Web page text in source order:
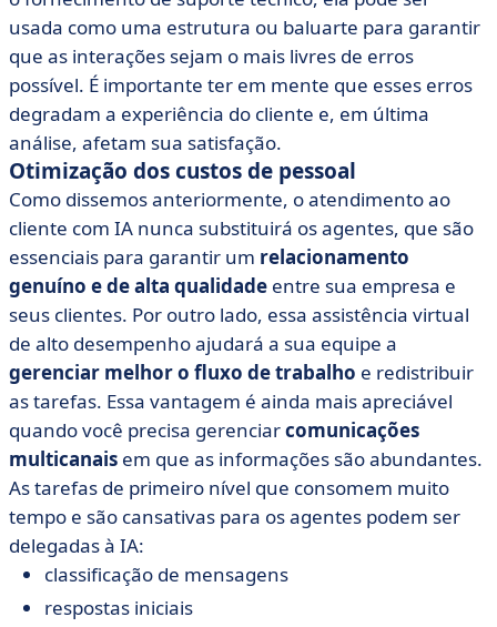
usada como uma estrutura ou baluarte para garantir
que as interações sejam o mais livres de erros
possível. É importante ter em mente que esses erros
degradam a experiência do cliente e, em última
análise, afetam sua satisfação.
Otimização dos custos de pessoal
Como dissemos anteriormente, o atendimento ao
cliente com IA nunca substituirá os agentes, que são
essenciais para garantir um relacionamento
genuíno e de alta qualidade entre sua empresa e
seus clientes. Por outro lado, essa assistência virtual
de alto desempenho ajudará a sua equipe a
gerenciar melhor o fluxo de trabalho e redistribuir
as tarefas. Essa vantagem é ainda mais apreciável
quando você precisa gerenciarcomunicações
multicanais em que as informações são abundantes.
As tarefas de primeiro nível que consomem muito
tempo e são cansativas para os agentes podem ser
delegadas à IA:
classificação de mensagens
respostas iniciais